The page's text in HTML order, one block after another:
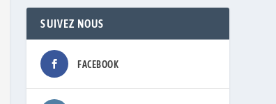
SUIVEZ NOUS
FACEBOOK